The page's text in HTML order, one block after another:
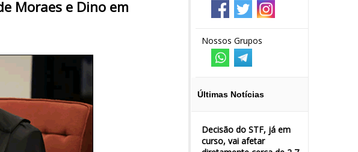
Nossos Grupos
Últimas Notícias
Decisão do STF, já em
curso, vai afetar
Moraes e Dino em